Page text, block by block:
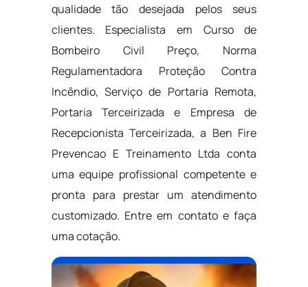
qualidade tão desejada pelos seus
clientes. Especialista em Curso de
Bombeiro Civil Preço, Norma
Regulamentadora Proteção Contra
Incêndio, Serviço de Portaria Remota,
Portaria Terceirizada e Empresa de
Recepcionista Terceirizada, a Ben Fire
Prevencao E Treinamento Ltda conta
uma equipe profissional competente e
pronta para prestar um atendimento
customizado. Entre em contato e faça
uma cotação.